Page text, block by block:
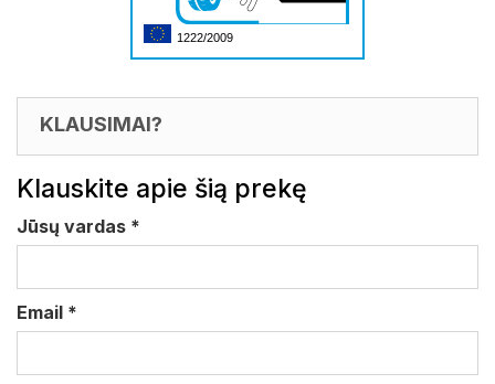
1222/2009
KLAUSIMAI?
Klauskite apie šią prekę
Jūsų vardas *
Email *